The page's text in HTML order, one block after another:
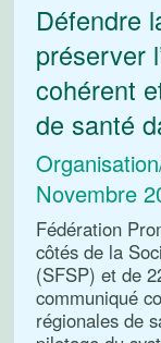
Défendre
préserver
cohérent
de santé
Novembre
Fédération
côtés de la
(SFSP) et de
communiqué
régionales de